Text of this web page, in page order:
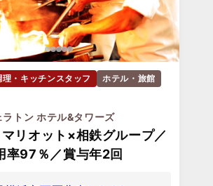
理・キッチンスタッフ
ホテル・旅館
トン ホテル&タワーズ
リオット×相鉄グループ／
率97％／賞与年2回